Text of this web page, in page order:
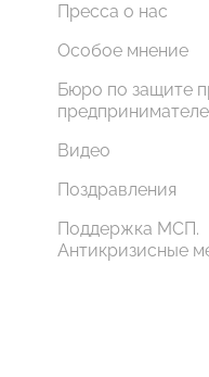
Пресса о нас
Особое мнение
Бюро по защите
Видео
Поздравления
Поддержка МСП.
Антикризисные